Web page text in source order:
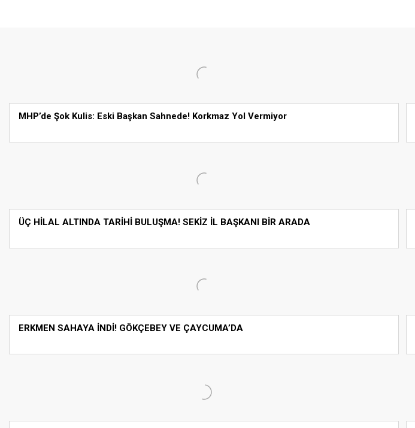
MHP’de Şok Kulis: Eski Başkan Sahnede! Korkmaz Yol Vermiyor
ÜÇ HİLAL ALTINDA TARİHİ BULUŞMA! SEKİZ İL BAŞKANI BİR ARADA
ERKMEN SAHAYA İNDİ! GÖKÇEBEY VE ÇAYCUMA’DA